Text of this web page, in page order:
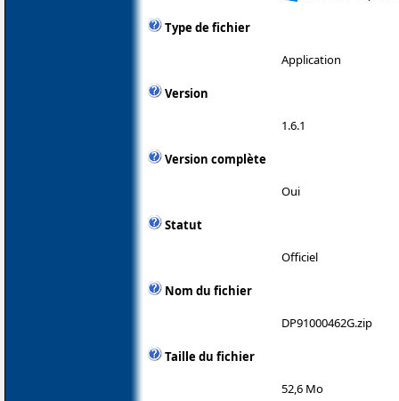
Type de fichier
Application
Version
1.6.1
Version complète
Oui
Statut
Officiel
Nom du fichier
DP91000462G.zip
Taille du fichier
52,6 Mo